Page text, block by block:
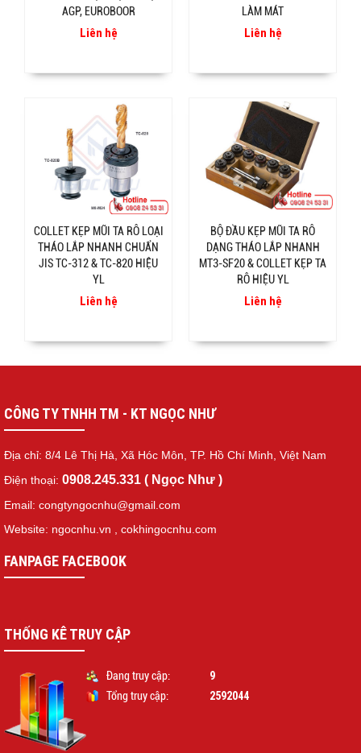
AGP, EUROBOOR
Liên hệ
LÀM MÁT
Liên hệ
COLLET KẸP MŨI TA RÔ LOẠI
THÁO LẮP NHANH CHUẨN
JIS TC-312 & TC-820 HIỆU
YL
Liên hệ
BỘ ĐẦU KẸP MŨI TA RÔ
DẠNG THÁO LẮP NHANH
MT3-SF20 & COLLET KẸP TA
RÔ HIỆU YL
Liên hệ
CÔNG TY TNHH TM - KT NGỌC NHƯ
Địa chỉ: 8/4 Lê Thị Hà, Xã Hóc Môn, TP. Hồ Chí Minh, Việt Nam
Điện thoại: 0908.245.331 ( Ngọc Như )
Email: congtyngocnhu@gmail.com
Website: ngocnhu.vn
cokhingocnhu.com
FANPAGE FACEBOOK
THỐNG KÊ TRUY CẬP
Đang truy cập: 9
Tổng truy cập: 2592044